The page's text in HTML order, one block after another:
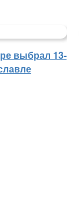
выбрал 13-